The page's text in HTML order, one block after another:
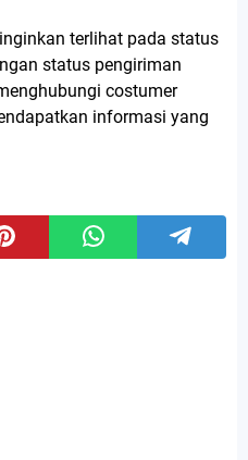
terlihat pada status
status pengiriman
costumer
informasi yang